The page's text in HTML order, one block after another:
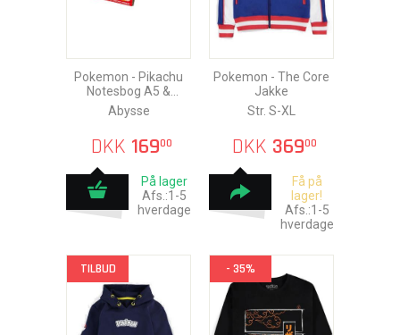
Pokemon - Pikachu
Notesbog A5 &
Poskort & Krus 320ml
Abysse
DKK 16900
På lager
Afs.:1-5
hverdage
Pokemon - The Core
Jakke
Str. S-XL
DKK 36900
Få på
lager!
Afs.:1-5
hverdage
TILBUD - 35%